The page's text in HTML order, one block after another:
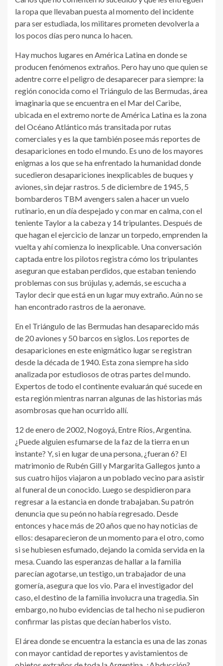
la ropa que llevaban puesta al momento del incidente
para ser estudiada, los militares prometen devolverla a
los pocos días pero nunca lo hacen.
Hay muchos lugares en América Latina en donde se
producen fenómenos extraños. Pero hay uno que quien se
adentre corre el peligro de desaparecer para siempre: la
región conocida como el Triángulo de las Bermudas, área
imaginaria que se encuentra en el Mar del Caribe,
ubicada en el extremo norte de América Latina es la zona
del Océano Atlántico más transitada por rutas
comerciales y es la que también posee más reportes de
desapariciones en todo el mundo. Es uno de los mayores
enigmas a los que se ha enfrentado la humanidad donde
sucedieron desapariciones inexplicables de buques y
aviones, sin dejar rastros. 5 de diciembre de 1945, 5
bombarderos TBM avengers salen a hacer un vuelo
rutinario, en un día despejado y con mar en calma, con el
teniente Taylor a la cabeza y 14 tripulantes. Después de
que hagan el ejercicio de lanzar un torpedo, emprenden la
vuelta y ahí comienza lo inexplicable. Una conversación
captada entre los pilotos registra cómo los tripulantes
aseguran que estaban perdidos, que estaban teniendo
problemas con sus brújulas y, además, se escucha a
Taylor decir que está en un lugar muy extraño. Aún no se
han encontrado rastros de la aeronave.
En el Triángulo de las Bermudas han desaparecido más
de 20 aviones y 50 barcos en siglos. Los reportes de
desapariciones en este enigmático lugar se registran
desde la década de 1940. Esta zona siempre ha sido
analizada por estudiosos de otras partes del mundo.
Expertos de todo el continente evaluarán qué sucede en
esta región mientras narran algunas de las historias más
asombrosas que han ocurrido allí.
12 de enero de 2002, Nogoyá, Entre Ríos, Argentina.
¿Puede alguien esfumarse de la faz de la tierra en un
instante? Y, si en lugar de una persona, ¿fueran 6? El
matrimonio de Rubén Gill y Margarita Gallegos junto a
sus cuatro hijos viajaron a un poblado vecino para asistir
al funeral de un conocido. Luego se despidieron para
regresar a la estancia en donde trabajaban. Su patrón
denuncia que su peón no había regresado. Desde
entonces y hace más de 20 años que no hay noticias de
ellos: desaparecieron de un momento para el otro, como
si se hubiesen esfumado, dejando la comida servida en la
mesa. Cuando las esperanzas de hallar a la familia
parecían agotarse, un testigo, un trabajador de una
gomería, asegura que los vio. Para el investigador del
caso, el destino de la familia involucra una tragedia. Sin
embargo, no hubo evidencias de tal hecho ni se pudieron
confirmar las pistas que decían haberlos visto.
El área donde se encuentra la estancia es una de las zonas
con mayor cantidad de reportes y avistamientos de